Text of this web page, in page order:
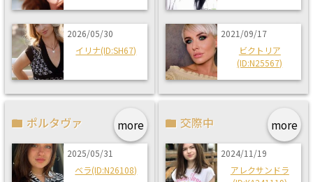
2026/05/30
イリナ(ID:SH67)
2021/09/17
ビクトリア
(ID:N25567)
more
ポルタヴァ
2025/05/31
ベラ(ID:N26108)
more
交際中
2024/11/19
アレクサンドラ